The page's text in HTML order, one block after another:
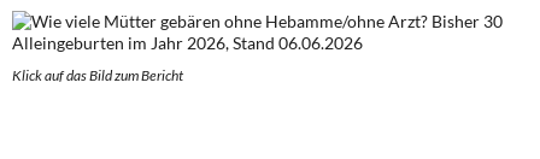
Klick auf das Bild zum Bericht